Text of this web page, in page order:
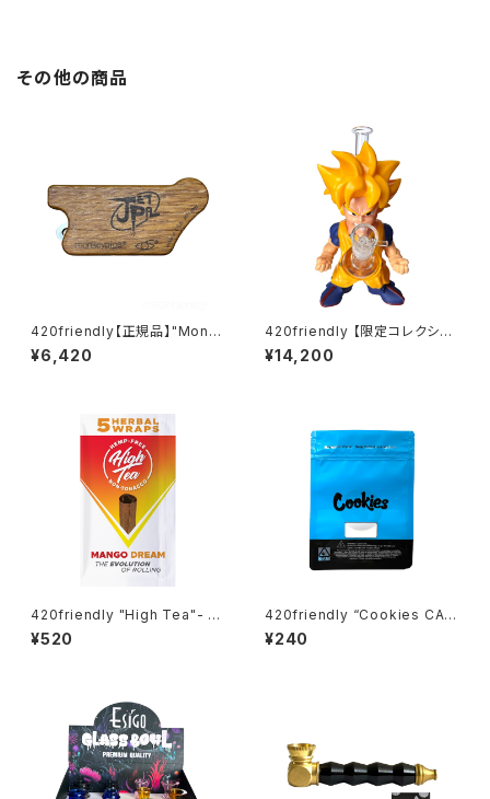
その他の商品
420friendly【正規品】"Monk
ey Pipe" ジェットパル / JET P
AL (スクリーン10枚付き)
¥6,420
420friendly 【限定コレクショ
ン】Legendary Fighter Bon
g / レジェンダリーファイター ボ
¥14,200
420friendly "High Tea"- Bl
unt Wraps / 自分で巻く 愛好
家 420friendlyおすすめ (マン
¥520
420friendly “Cookies CA
Mylar Bag – BLUE / 28g” ク
ッキー マイラーバッグ（ブルー）
¥240